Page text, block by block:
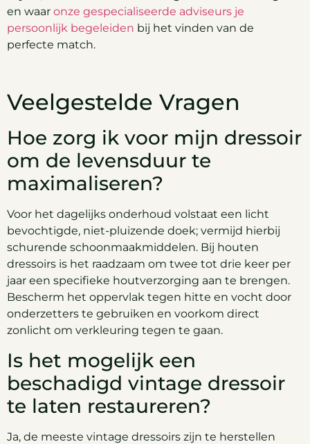
en waar onze gespecialiseerde adviseurs je
persoonlijk begeleiden bij het vinden van de
perfecte match.
Veelgestelde Vragen
Hoe zorg ik voor mijn dressoir
om de levensduur te
maximaliseren?
Voor het dagelijks onderhoud volstaat een licht
bevochtigde, niet-pluizende doek; vermijd hierbij
schurende schoonmaakmiddelen. Bij houten
dressoirs is het raadzaam om twee tot drie keer per
jaar een specifieke houtverzorging aan te brengen.
Bescherm het oppervlak tegen hitte en vocht door
onderzetters te gebruiken en voorkom direct
zonlicht om verkleuring tegen te gaan.
Is het mogelijk een
beschadigd vintage dressoir
te laten restaureren?
Ja, de meeste vintage dressoirs zijn te herstellen